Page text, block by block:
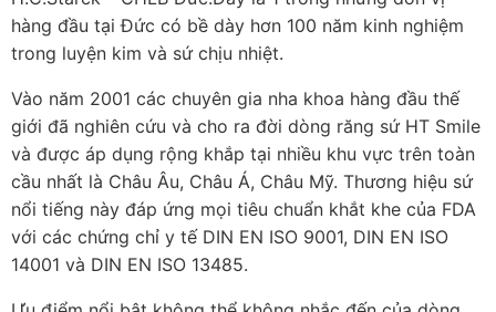
hàng đầu tại Đức có bề dày hơn 100 năm kinh nghiệm
trong luyện kim và sứ chịu nhiệt.
Vào năm 2001 các chuyên gia nha khoa hàng đầu thế
giới đã nghiên cứu và cho ra đời dòng răng sứ HT Smile
và được áp dụng rộng khắp tại nhiều khu vực trên toàn
cầu nhất là Châu Âu, Châu Á, Châu Mỹ. Thương hiệu sứ
nổi tiếng này đáp ứng mọi tiêu chuẩn khắt khe của FDA
với các chứng chỉ y tế DIN EN ISO 9001, DIN EN ISO
14001 và DIN EN ISO 13485.